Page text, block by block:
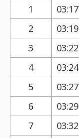
1
03:17
2
03:19
3
03:22
4
03:24
5
03:27
6
03:29
7
03:32